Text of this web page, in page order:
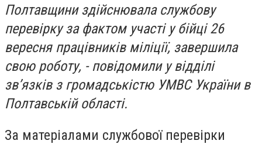
Полтавщини здійснювала службову
перевірку за фактом участі у бійці 26
вересня працівників міліції, завершила
свою роботу, - повідомили у відділі
зв’язків з громадськістю УМВС України в
Полтавській області.
За матеріалами службової перевірки